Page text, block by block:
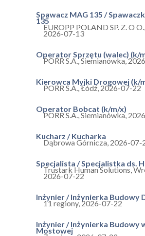
Spawacz MAG 135 /
135
EUROPP POLAND SP. Z. O O.,
2026-07-13
Operator Sprzętu (walec) (k/
PORR S.A.,Siemianówka,
Kierowca Myjki Drogowej (k/
PORR S.A.,Łódź, 2026-07-22
Operator Bobcat (k/m/x)
PORR S.A.,Siemianówka,
Kucharz / Kucharka
Dąbrowa Górnicza, 2026-07-
Specjalista / Specjalistka ds.
Trustark Human Solutions,
2026-07-22
Inżynier / Inżynierka Budowy
11 regiony, 2026-07-22
Inżynier / Inżynierka Budowy
Mostowej